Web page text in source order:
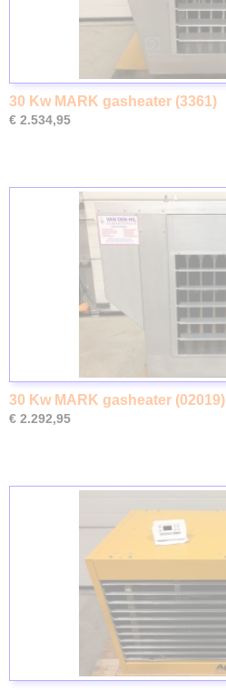
30 Kw MARK gasheater (3361)
€ 2.534,95
30 Kw MARK gasheater (02019)
€ 2.292,95